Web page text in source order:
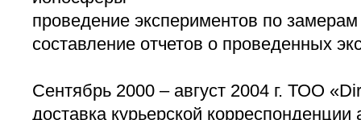
проведение экспериментов по
составление отчетов о проведенных
Сентябрь 2000 – август 2004 г. ТОО
доставка курьерской корреспонденции